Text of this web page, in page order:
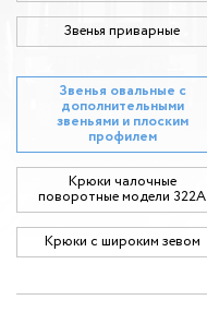
Звенья приварные
Звенья овальные с
дополнительными
звеньями и плоским
профилем
Крюки чалочные
поворотные модели 322А
Крюки с широким зевом